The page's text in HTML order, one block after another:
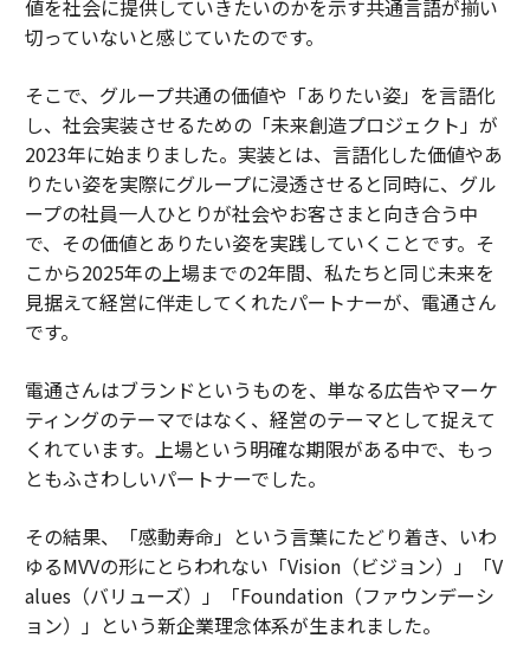
値を社会に提供していきたいのかを示す共通言語が揃い
切っていないと感じていたのです。
そこで、グループ共通の価値や「ありたい姿」を言語化
し、社会実装させるための「未来創造プロジェクト」が
2023年に始まりました。実装とは、言語化した価値やあ
りたい姿を実際にグループに浸透させると同時に、グル
ープの社員一人ひとりが社会やお客さまと向き合う中
で、その価値とありたい姿を実践していくことです。そ
こから2025年の上場までの2年間、私たちと同じ未来を
見据えて経営に伴走してくれたパートナーが、電通さん
です。
電通さんはブランドというものを、単なる広告やマーケ
ティングのテーマではなく、経営のテーマとして捉えて
くれています。上場という明確な期限がある中で、もっ
ともふさわしいパートナーでした。
その結果、「感動寿命」という言葉にたどり着き、いわ
ゆるMVVの形にとらわれない「Vision（ビジョン）」「V
alues（バリューズ）」「Foundation（ファウンデーシ
ョン）」という新企業理念体系が生まれました。